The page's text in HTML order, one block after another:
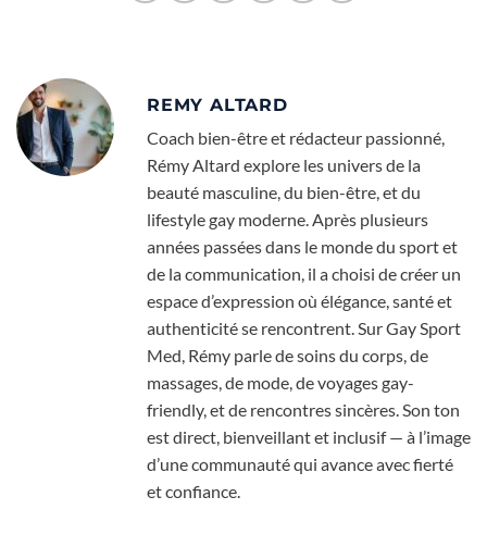
REMY ALTARD
Coach bien-être et rédacteur passionné,
Rémy Altard explore les univers de la
beauté masculine, du bien-être, et du
lifestyle gay moderne. Après plusieurs
années passées dans le monde du sport et
de la communication, il a choisi de créer un
espace d’expression où élégance, santé et
authenticité se rencontrent. Sur Gay Sport
Med, Rémy parle de soins du corps, de
massages, de mode, de voyages gay-
friendly, et de rencontres sincères. Son ton
est direct, bienveillant et inclusif — à l’image
d’une communauté qui avance avec fierté
et confiance.